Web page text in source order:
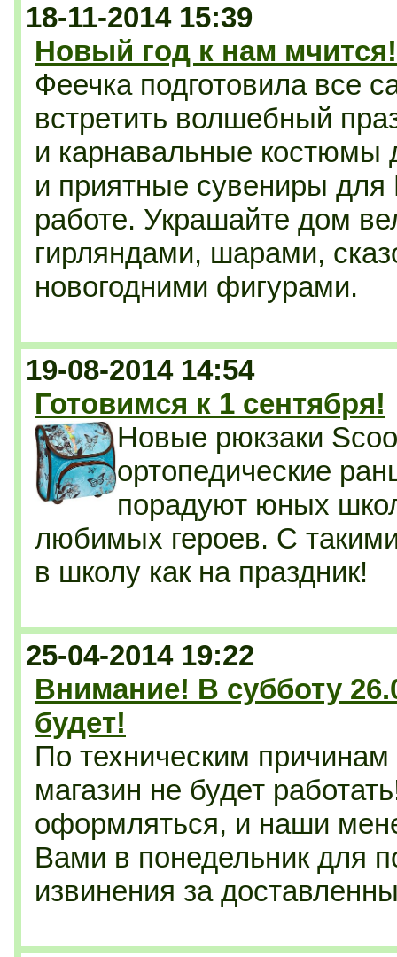
18-11-2014 15:39
Новый год к нам мчится!
Феечка подготовила все
встретить волшебный
и карнавальные костюмы
и приятные сувениры для
работе. Украшайте дом
гирляндами, шарами,
новогодними фигурами.
19-08-2014 14:54
Готовимся к 1 сентября!
Новые рюкзаки
ортопедические
порадуют юных
любимых героев. С
в школу как на праздник!
25-04-2014 19:22
Внимание! В субботу
будет!
По техническим
магазин не будет
оформляться, и наши
Вами в понедельник для
извинения за